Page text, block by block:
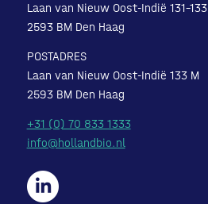
Laan van Nieuw Oost-Indië 131-133
2593 BM Den Haag
POSTADRES
Laan van Nieuw Oost-Indië 133 M
2593 BM Den Haag
+31 (0) 70 833 1333
info@hollandbio.nl